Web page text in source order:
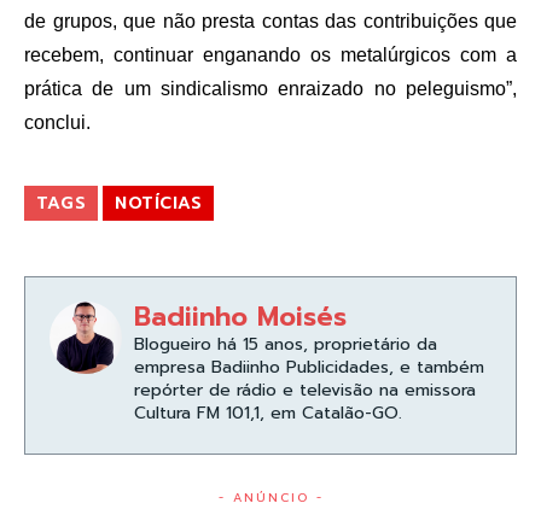
de grupos, que não presta contas das contribuições que
recebem, continuar enganando os metalúrgicos com a
prática de um sindicalismo enraizado no peleguismo”,
conclui.
TAGS NOTÍCIAS
Badiinho Moisés
Blogueiro há 15 anos, proprietário da
empresa Badiinho Publicidades, e também
repórter de rádio e televisão na emissora
Cultura FM 101,1, em Catalão-GO.
- ANÚNCIO -